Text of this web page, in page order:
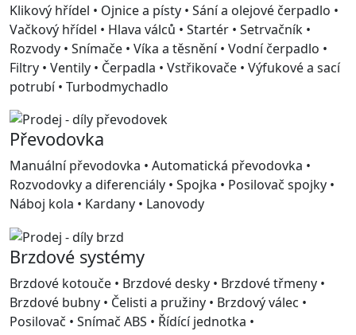
Klikový hřídel • Ojnice a písty • Sání a olejové čerpadlo •
Vačkový hřídel • Hlava válců • Startér • Setrvačník •
Rozvody • Snímače • Víka a těsnění • Vodní čerpadlo •
Filtry • Ventily • Čerpadla • Vstřikovače • Výfukové a sací
potrubí • Turbodmychadlo
Převodovka
Manuální převodovka • Automatická převodovka •
Rozvodovky a diferenciály • Spojka • Posilovač spojky •
Náboj kola • Kardany • Lanovody
Brzdové systémy
Brzdové kotouče • Brzdové desky • Brzdové třmeny •
Brzdové bubny • Čelisti a pružiny • Brzdový válec •
Posilovač • Snímač ABS • Řídící jednotka •